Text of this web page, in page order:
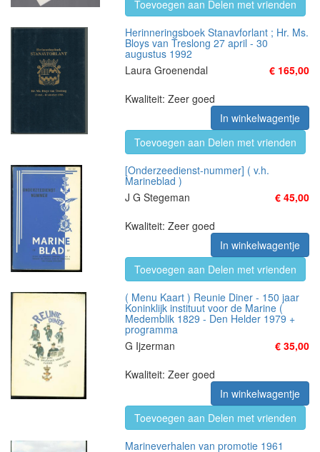
Toevoegen aan Delen met vrienden
Herinneringsboek Stanavforlant ; Hr. Ms.
Bloys van Treslong 27 april - 30
augustus 1992
Laura Groenendal
€ 165,00
Kwaliteit: Zeer goed
In winkelwagentje
Toevoegen aan Delen met vrienden
[Onderzeedienst-nummer] ( v.h.
Marineblad )
J G Stegeman
€ 45,00
Kwaliteit: Zeer goed
In winkelwagentje
Toevoegen aan Delen met vrienden
( Menu Kaart ) Reunie Diner - 150 jaar
Koninklijk instituut voor de Marine (
Medemblik 1829 - Den Helder 1979 +
programma
G Ijzerman
€ 35,00
Kwaliteit: Zeer goed
In winkelwagentje
Toevoegen aan Delen met vrienden
Marineverhalen van promotie 1961